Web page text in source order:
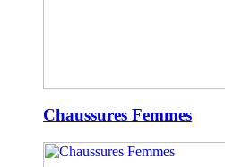
Chaussures Femmes